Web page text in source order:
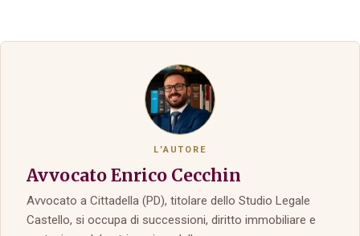
L’AUTORE
Avvocato Enrico Cecchin
Avvocato a Cittadella (PD), titolare dello Studio Legale
Castello, si occupa di successioni, diritto immobiliare e